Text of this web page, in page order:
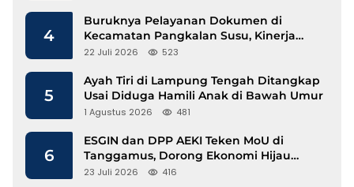
4
Buruknya Pelayanan Dokumen di
Kecamatan Pangkalan Susu, Kinerja
Disdukcapil Langkat Disorot
22 Juli 2026 523
5
Ayah Tiri di Lampung Tengah Ditangkap
Usai Diduga Hamili Anak di Bawah Umur
1 Agustus 2026 481
6
ESGIN dan DPP AEKI Teken MoU di
Tanggamus, Dorong Ekonomi Hijau
Berbasis Kopi dan Perdagangan Karbon
23 Juli 2026 416